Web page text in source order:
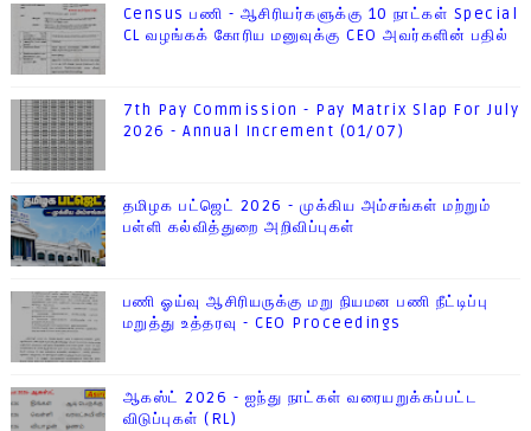
Census பணி - ஆசிரியர்களுக்கு 10 நாட்கள் Special
CL வழங்கக் கோரிய மனுவுக்கு CEO அவர்களின் பதில்
7th Pay Commission - Pay Matrix Slap For July
2026 - Annual Increment (01/07)
தமிழக பட்ஜெட் 2026 - முக்கிய அம்சங்கள் மற்றும்
பள்ளி கல்வித்துறை அறிவிப்புகள்
பணி ஓய்வு ஆசிரியருக்கு மறு நியமன பணி நீட்டிப்பு
மறுத்து உத்தரவு - CEO Proceedings
ஆகஸ்ட் 2026 - ஐந்து நாட்கள் வரையறுக்கப்பட்ட
விடுப்புகள் (RL)